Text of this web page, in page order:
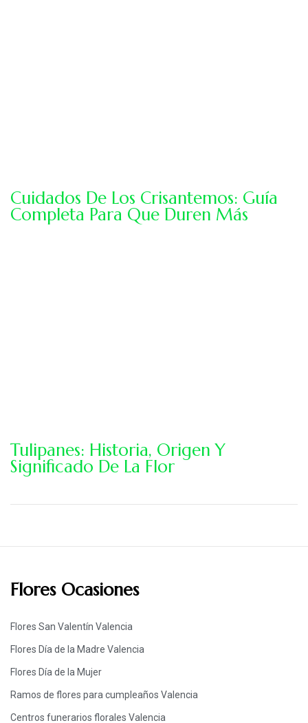
Cuidados De Los Crisantemos: Guía
Completa Para Que Duren Más
Tulipanes: Historia, Origen Y
Significado De La Flor
Flores Ocasiones
Flores San Valentín Valencia
Flores Día de la Madre Valencia
Flores Día de la Mujer
Ramos de flores para cumpleaños Valencia
Centros funerarios florales Valencia